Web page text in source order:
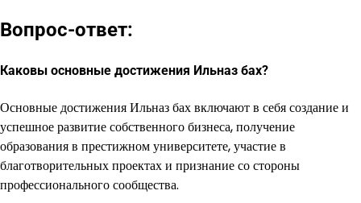
Вопрос-ответ:
Каковы основные достижения Ильназ бах?
Основные достижения Ильназ бах включают в себя создание и
успешное развитие собственного бизнеса, получение
образования в престижном университете, участие в
благотворительных проектах и признание со стороны
профессионального сообщества.